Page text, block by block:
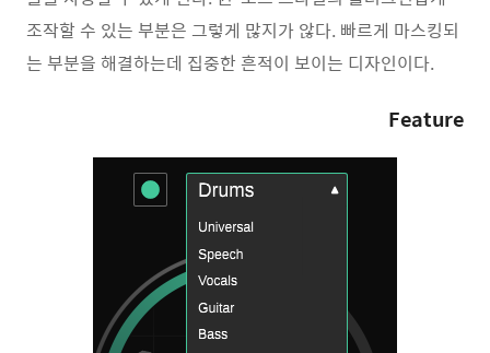
조작할 수 있는 부분은 그렇게 많지가 않다. 빠르게 마스킹되
는 부분을 해결하는데 집중한 흔적이 보이는 디자인이다.
Feature